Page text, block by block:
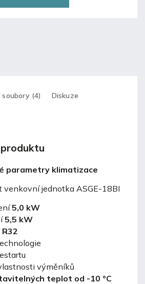
(4) Diskuze
parametry klimatizace
venkovní jednotka ASGE-18BI
5,0 kW
5,5 kW
R32
výměníků
teplot od -10 °C